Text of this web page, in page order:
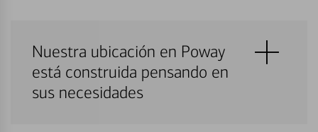
Nuestra ubicación en Poway
está construida pensando en
sus necesidades